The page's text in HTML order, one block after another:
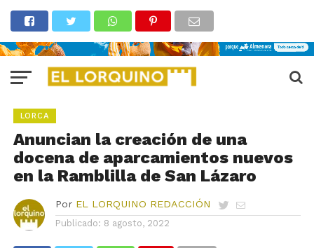
LORCA
Anuncian la creación de una
docena de aparcamientos nuevos
en la Ramblilla de San Lázaro
Por EL LORQUINO REDACCIÓN
Publicado: 8 agosto, 2022